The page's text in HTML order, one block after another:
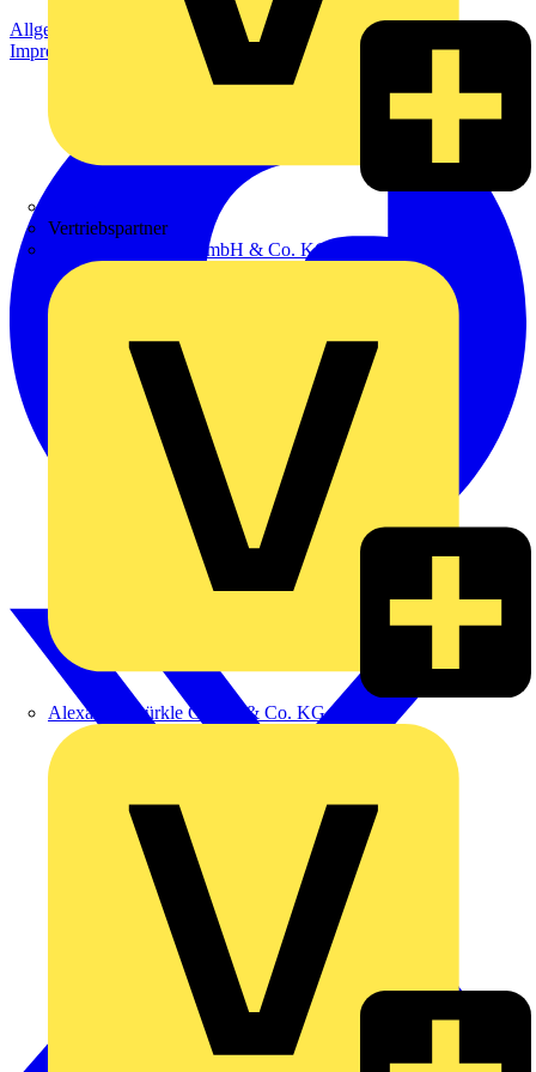
Vertriebspartner
Adalbert Zajadacz GmbH & Co. KG
Alexander Bürkle GmbH & Co. KG
Allgemeine Geschäftsbedingungen
Datenschutzerklärung
Impressum